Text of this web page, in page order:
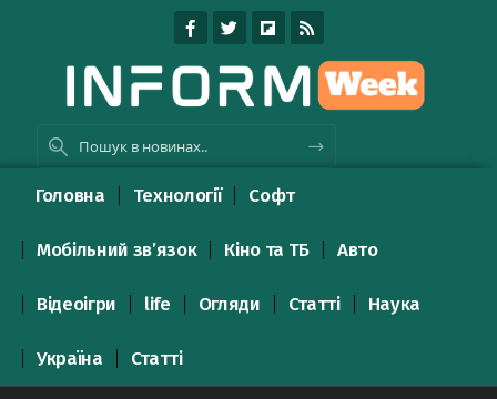
Головна Технології Софт
Мобільний зв’язок Кіно та ТБ Авто
Відеоігри life Огляди Статті Наука
Україна Статті